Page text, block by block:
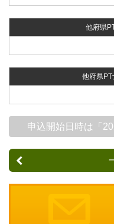
他府県
他府県PT
申込開始日時は「